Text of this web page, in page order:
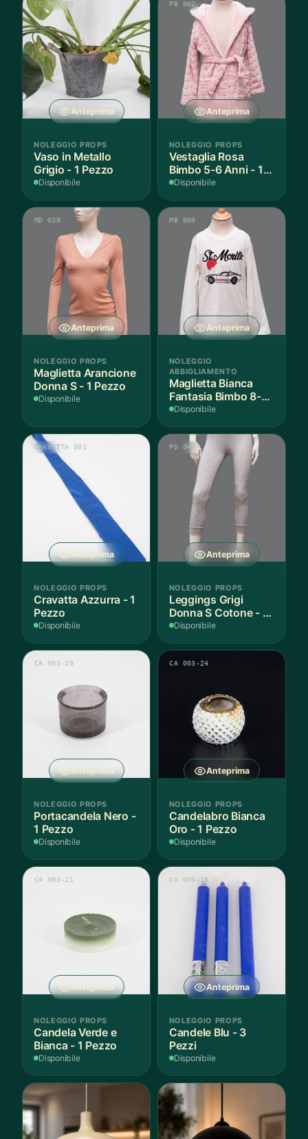
Anteprima
CC 002-05
NOLEGGIO PROPS
Vaso in Metallo
Grigio - 1 Pezzo
Disponibile
Anteprima
FB 002
NOLEGGIO PROPS
Vestaglia Rosa
Bimbo 5-6 Anni - 1
Pezzo
Disponibile
Anteprima
MD 038
NOLEGGIO PROPS
Maglietta Arancione
Donna S - 1 Pezzo
Disponibile
Anteprima
MB 009
NOLEGGIO
ABBIGLIAMENTO
Maglietta Bianca
Fantasia Bimbo 8-9
Anni Cotone - 1
Disponibile
Anteprima
CRAVATTA 001
NOLEGGIO PROPS
Cravatta Azzurra - 1
Pezzo
Disponibile
Anteprima
PD 047
NOLEGGIO PROPS
Leggings Grigi
Donna S Cotone - 1
Paio
Disponibile
Anteprima
CA 003-20
NOLEGGIO PROPS
Portacandela Nero -
1 Pezzo
Disponibile
Anteprima
CA 003-24
NOLEGGIO PROPS
Candelabro Bianca
Oro - 1 Pezzo
Disponibile
Anteprima
CA 003-21
NOLEGGIO PROPS
Candela Verde e
Bianca - 1 Pezzo
Disponibile
Anteprima
CA 003-18
NOLEGGIO PROPS
Candele Blu - 3
Pezzi
Disponibile